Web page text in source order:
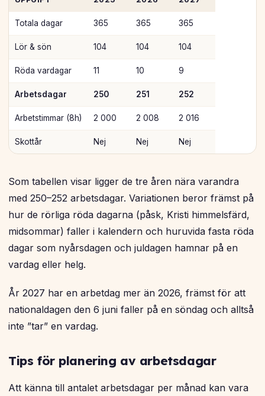
Totala dagar 365 365 365
Lör & sön 104 104 104
Röda vardagar 11 10 9
Arbetsdagar 250 251 252
Arbetstimmar (8h) 2 000 2 008 2 016
Skottår Nej Nej Nej
Som tabellen visar ligger de tre åren nära varandra
med 250–252 arbetsdagar. Variationen beror främst på
hur de rörliga röda dagarna (påsk, Kristi himmelsfärd,
midsommar) faller i kalendern och huruvida fasta röda
dagar som nyårsdagen och juldagen hamnar på en
vardag eller helg.
År 2027 har en arbetdag mer än 2026, främst för att
nationaldagen den 6 juni faller på en söndag och alltså
inte ”tar” en vardag.
Tips för planering av arbetsdagar
Att känna till antalet arbetsdagar per månad kan vara